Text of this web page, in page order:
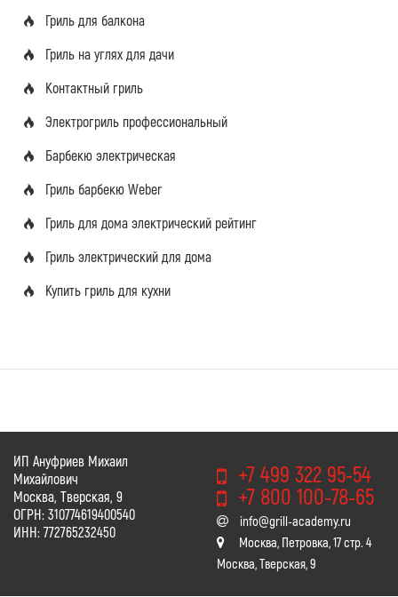
Гриль для балкона
Гриль на углях для дачи
Контактный гриль
Электрогриль профессиональный
Барбекю электрическая
Гриль барбекю Weber
Гриль для дома электрический рейтинг
Гриль электрический для дома
Купить гриль для кухни
ИП Ануфриев Михаил
Михайлович
Москва, Тверская, 9
ОГРН: 310774619400540
ИНН: 772765232450
+7 499 322 95-54
+7 800 100-78-65
info@grill-academy.ru
Москва, Петровка, 17 стр. 4
Москва, Тверская, 9